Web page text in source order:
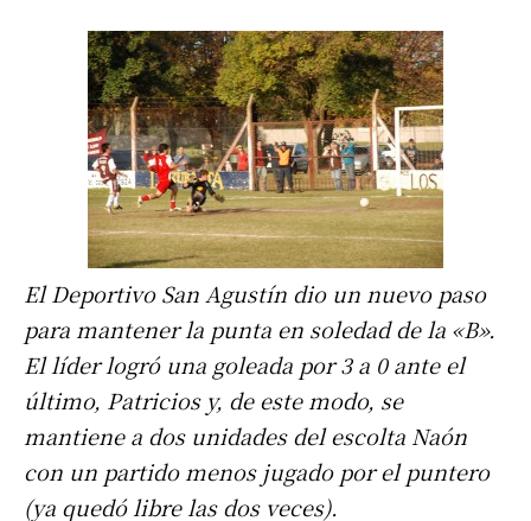
El Deportivo San Agustín dio un nuevo paso
para mantener la punta en soledad de la «B».
El líder logró una goleada por 3 a 0 ante el
último, Patricios y, de este modo, se
mantiene a dos unidades del escolta Naón
con un partido menos jugado por el puntero
(ya quedó libre las dos veces).